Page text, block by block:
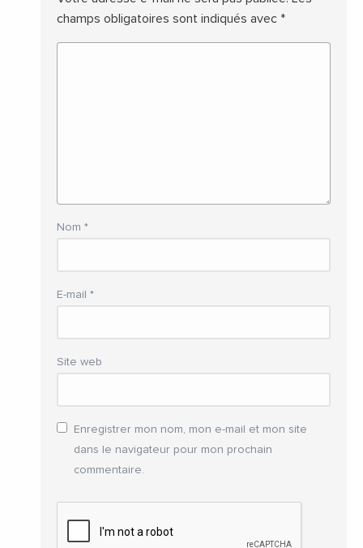
champs obligatoires sont indiqués avec *
Nom *
E-mail *
Site web
Enregistrer mon nom, mon e-mail et mon site
dans le navigateur pour mon prochain
commentaire.